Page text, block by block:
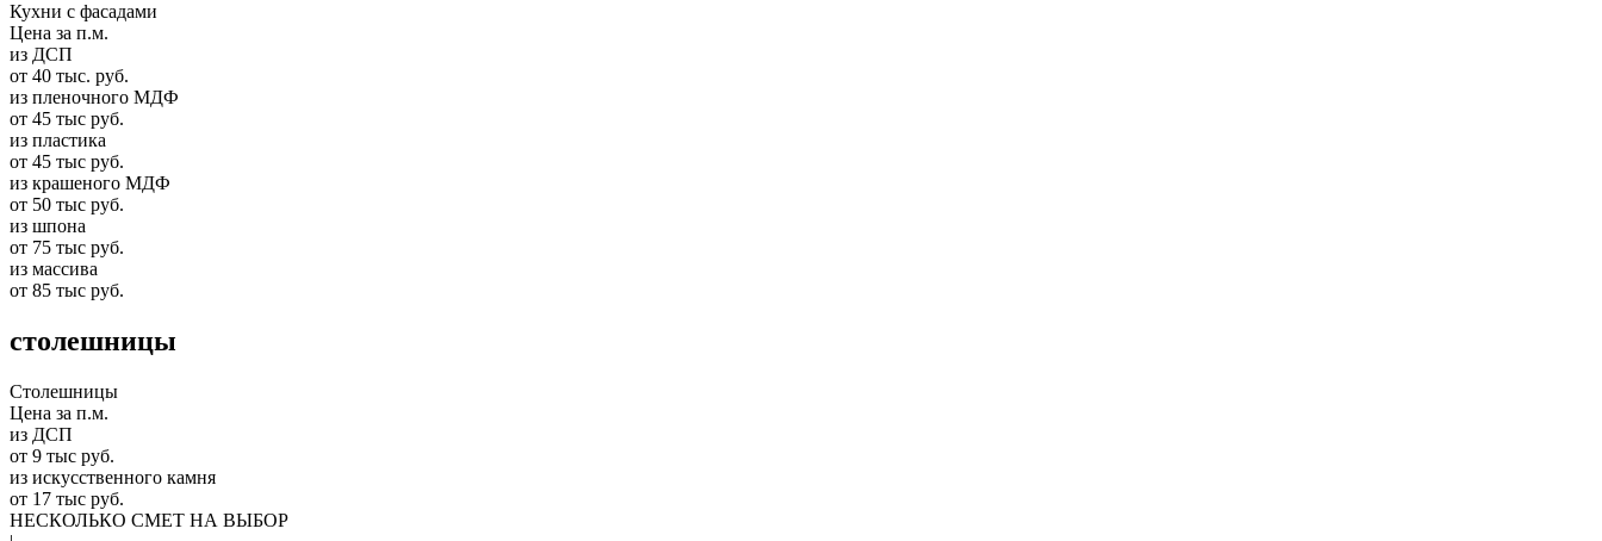
Кухни с фасадами
Цена за п.м.
из ДСП
от 40 тыс. руб.
из пленочного МДФ
от 45 тыс руб.
из пластика
от 45 тыс руб.
из крашеного МДФ
от 50 тыс руб.
из шпона
от 75 тыс руб.
из массива
от 85 тыс руб.
столешницы
Столешницы
Цена за п.м.
из ДСП
от 9 тыс руб.
из искусственного камня
от 17 тыс руб.
НЕСКОЛЬКО СМЕТ НА ВЫБОР